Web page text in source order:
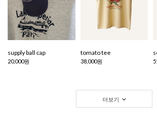
supply ball cap
20,000원
tomato tee
38,000원
더보기